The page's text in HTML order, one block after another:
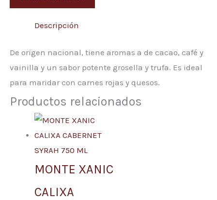
Descripción
De origen nacional, tiene aromas a de cacao, café y
vainilla y un sabor potente grosella y trufa. Es ideal
para maridar con carnes rojas y quesos.
Productos relacionados
MONTE XANIC
CALIXA